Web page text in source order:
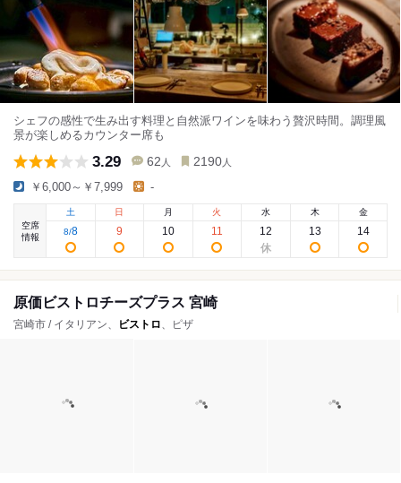
シェフの感性で生み出す料理と自然派ワインを味わう贅沢時間。調理風
景が楽しめるカウンター席も
3.29 62 人 2190 人
￥6,000～￥7,999 -
空席
情報
土
8/8
日
9
月
10
火
11
水
12
木
13
金
14
原価ビストロチーズプラス 宮崎
宮崎市 / イタリアン、 ビストロ、ピザ